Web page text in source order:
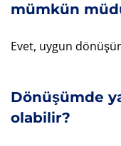
mümkün
Evet, uygun
Dönüşümde
olabilir?